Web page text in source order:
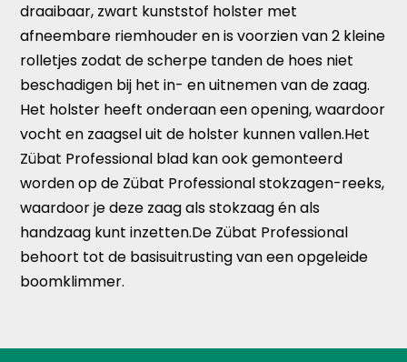
draaibaar, zwart kunststof holster met
afneembare riemhouder en is voorzien van 2 kleine
rolletjes zodat de scherpe tanden de hoes niet
beschadigen bij het in- en uitnemen van de zaag.
Het holster heeft onderaan een opening, waardoor
vocht en zaagsel uit de holster kunnen vallen.Het
Zübat Professional blad kan ook gemonteerd
worden op de Zübat Professional stokzagen-reeks,
waardoor je deze zaag als stokzaag én als
handzaag kunt inzetten.De Zübat Professional
behoort tot de basisuitrusting van een opgeleide
boomklimmer.